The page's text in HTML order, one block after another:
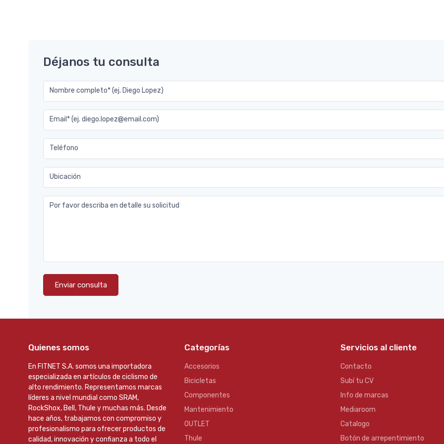
Déjanos tu consulta
Nombre completo* (ej. Diego Lopez)
Email* (ej. diego.lopez@email.com)
Teléfono
Ubicación
Por favor describa en detalle su solicitud
Enviar consulta
Quienes somos
En FITNET S.A. somos una importadora
especializada en artículos de ciclismo de
alto rendimiento. Representamos marcas
líderes a nivel mundial como SRAM,
RockShox, Bell, Thule y muchas más. Desde
hace años, trabajamos con compromiso y
profesionalismo para ofrecer productos de
calidad, innovación y confianza a todo el
Categorías
Accesorios
Bicicletas
Componentes
Mantenimiento
OUTLET
Thule
Servicios al cliente
Contacto
Subí tu CV
Info de marcas
Mediaroom
Catalogo
Botón de arrepentimiento